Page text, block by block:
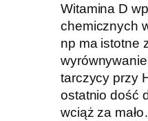
Witamina D
chemicznych
np ma istotne
tarczycy przy
ostatnio dość
wciąż za